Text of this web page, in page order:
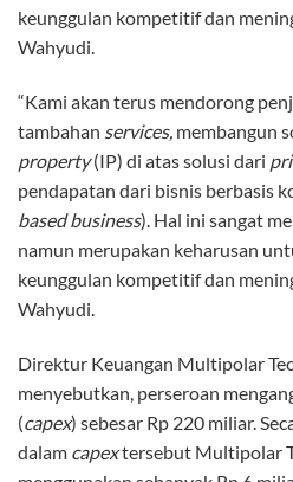
keunggulan kompetitif dan
Wahyudi.
“Kami akan terus mendorong
tambahan services, membangun
property(IP) di atas solusi dari
pendapatan dari bisnis berbasis
based business). Hal ini sangat
namun merupakan keharusan
keunggulan kompetitif dan
Wahyudi.
Direktur Keuangan Multipolar
menyebutkan, perseroan
(capex) sebesar Rp 220 miliar.
dalam capextersebut Multipolar